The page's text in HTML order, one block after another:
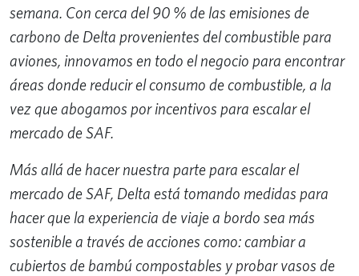
semana. Con cerca del 90 % de las emisiones de
carbono de Delta provenientes del combustible para
aviones, innovamos en todo el negocio para encontrar
áreas donde reducir el consumo de combustible, a la
vez que abogamos por incentivos para escalar el
mercado de SAF.
Más allá de hacer nuestra parte para escalar el
mercado de SAF, Delta está tomando medidas para
hacer que la experiencia de viaje a bordo sea más
sostenible a través de acciones como: cambiar a
cubiertos de bambú compostables y probar vasos de